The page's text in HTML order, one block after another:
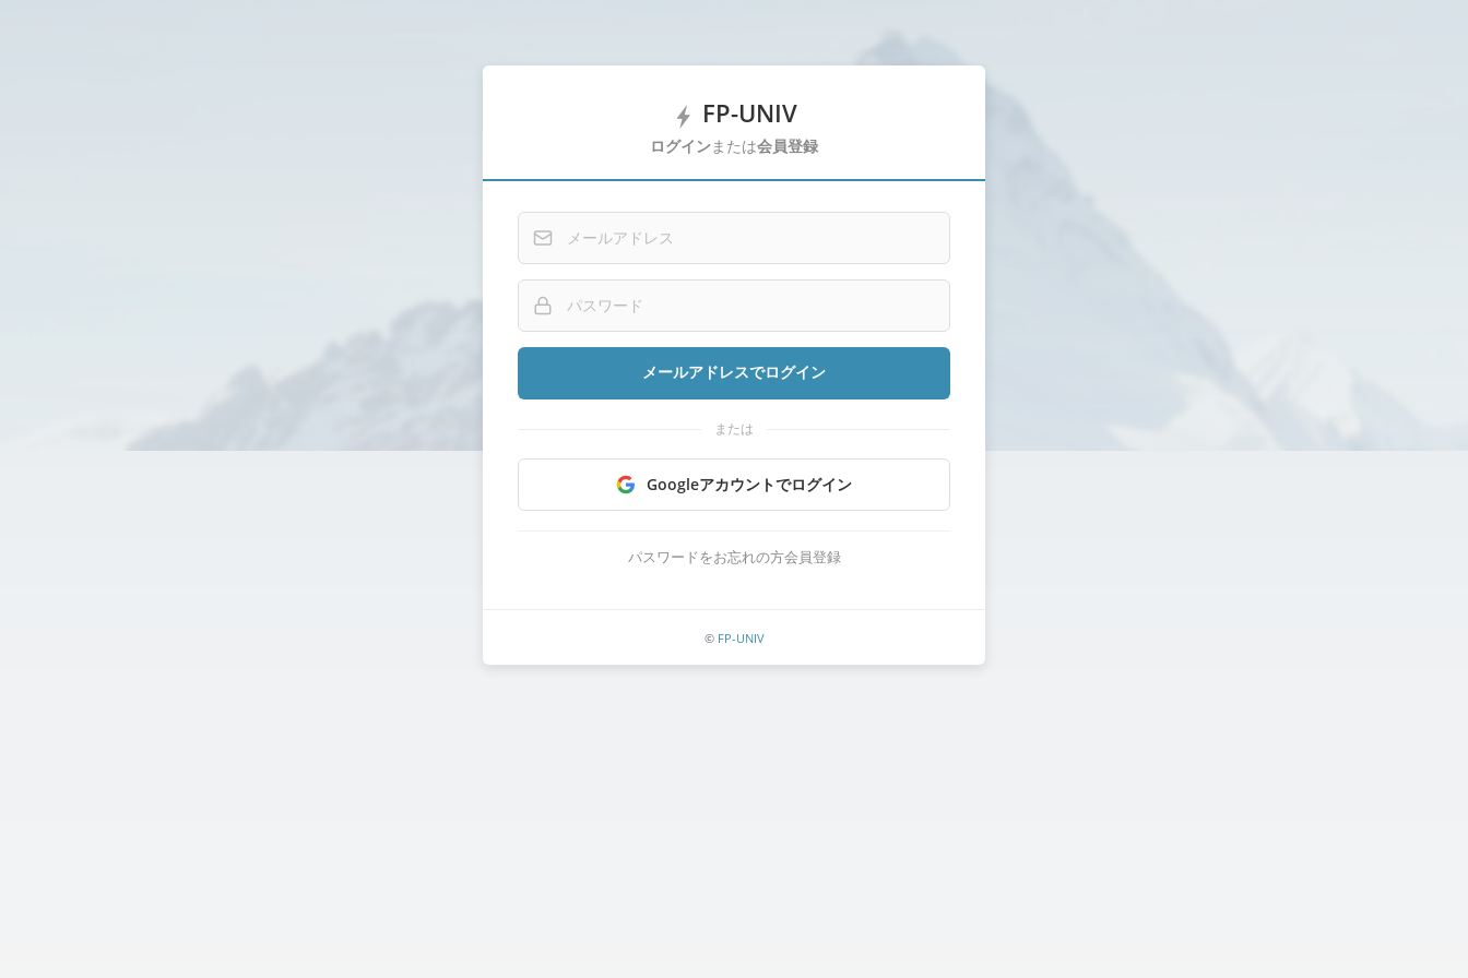
FP-UNIV
ログイン または会員登録
メールアドレスでログイン
または
Googleアカウントでログイン
パスワードをお忘れの方会員登録
© FP-UNIV